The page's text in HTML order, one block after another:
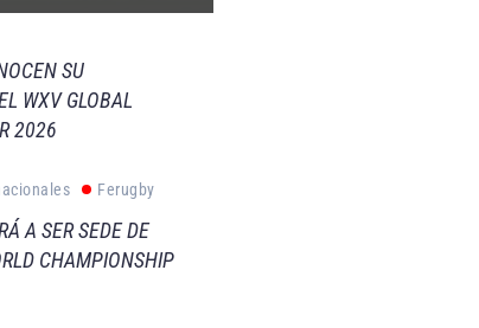
SU
WXV GLOBAL
2026
Ferugby
A SER SEDE DE
CHAMPIONSHIP